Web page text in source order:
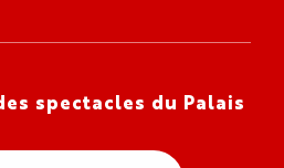
spectacles du Palais